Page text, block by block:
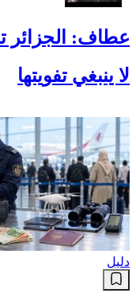
عطاف: الجزائر
لا ينبغي تفويتها
دليل